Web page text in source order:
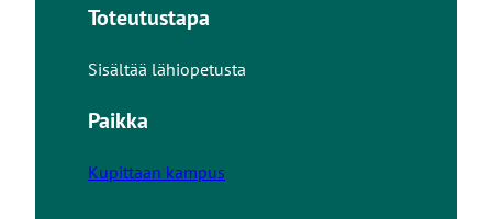
Toteutustapa
Sisältää lähiopetusta
Paikka
Kupittaan kampus